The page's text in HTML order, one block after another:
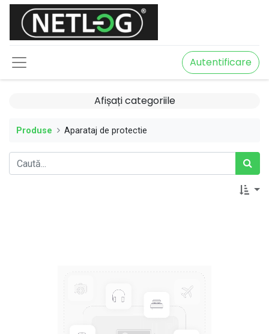
Autentificare
Afișați categoriile
Produse Aparataj de protectie